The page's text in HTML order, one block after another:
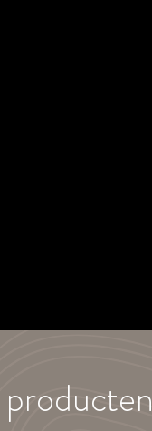
producten